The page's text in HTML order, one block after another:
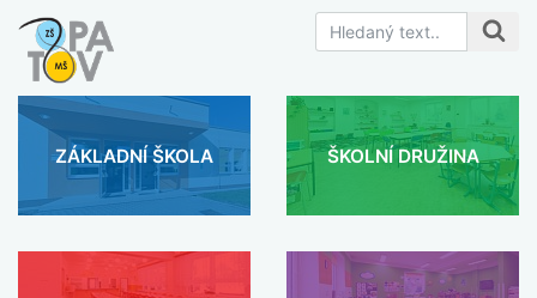
ZÁKLADNÍ ŠKOLA ŠKOLNÍ DRUŽINA